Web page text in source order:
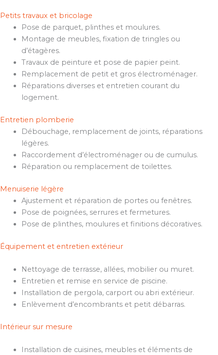
Petits travaux et bricolage
Pose de parquet, plinthes et moulures.
Montage de meubles, fixation de tringles ou
d’étagères.
Travaux de peinture et pose de papier peint.
Remplacement de petit et gros électroménager.
Réparations diverses et entretien courant du
logement.
Entretien plomberie
Débouchage, remplacement de joints, réparations
légères.
Raccordement d’électroménager ou de cumulus.
Réparation ou remplacement de toilettes.
Menuiserie légère
Ajustement et réparation de portes ou fenêtres.
Pose de poignées, serrures et fermetures.
Pose de plinthes, moulures et finitions décoratives.
Équipement et entretien extérieur
Nettoyage de terrasse, allées, mobilier ou muret.
Entretien et remise en service de piscine.
Installation de pergola, carport ou abri extérieur.
Enlèvement d’encombrants et petit débarras.
Intérieur sur mesure
Installation de cuisines, meubles et éléments de